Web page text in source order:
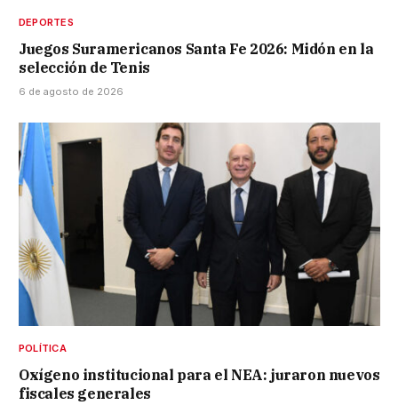
DEPORTES
Juegos Suramericanos Santa Fe 2026: Midón en la
selección de Tenis
6 de agosto de 2026
POLÍTICA
Oxígeno institucional para el NEA: juraron nuevos
fiscales generales